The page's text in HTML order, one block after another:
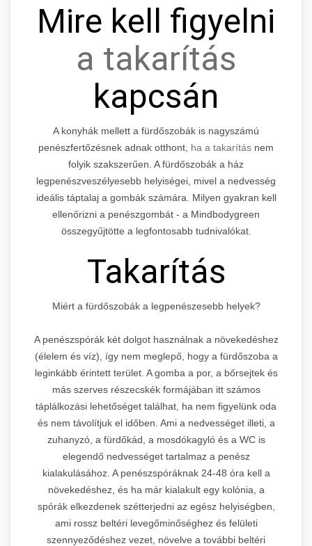
Mire kell figyelni
a takarítás
kapcsán
A konyhák mellett a fürdőszobák is nagyszámú
penészfertőzésnek adnak otthont, ha a takarítás nem
folyik szakszerűen. A fürdőszobák a ház
legpenészveszélyesebb helyiségei, mivel a nedvesség
ideális táptalaj a gombák számára. Milyen gyakran kell
ellenőrizni a penészgombát - a Mindbodygreen
összegyűjtötte a legfontosabb tudnivalókat.
Takarítás
Miért a fürdőszobák a legpenészesebb helyek?
A penészspórák két dolgot használnak a növekedéshez
(élelem és víz), így nem meglepő, hogy a fürdőszoba a
leginkább érintett terület. A gomba a por, a bőrsejtek és
más szerves részecskék formájában itt számos
táplálkozási lehetőséget találhat, ha nem figyelünk oda
és nem távolítjuk el időben. Ami a nedvességet illeti, a
zuhanyzó, a fürdőkád, a mosdókagyló és a WC is
elegendő nedvességet tartalmaz a penész
kialakulásához. A penészspóráknak 24-48 óra kell a
növekedéshez, és ha már kialakult egy kolónia, a
spórák elkezdenek szétterjedni az egész helyiségben,
ami rossz beltéri levegőminőséghez és felületi
szennyeződéshez vezet, növelve a további beltéri